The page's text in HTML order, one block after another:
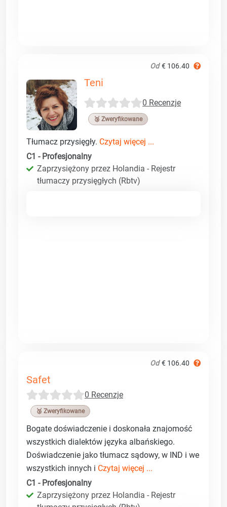
Od € 106.40
Teni
0 Recenzje
🥉 Zweryfikowane
Tłumacz przysięgły. Czytaj więcej ...
C1 - Profesjonalny
Zaprzysiężony przez Holandia - Rejestr
tłumaczy przysięgłych (Rbtv)
Od € 106.40
Safet
0 Recenzje
🥉 Zweryfikowane
Bogate doświadczenie i doskonała znajomość
wszystkich dialektów języka albańskiego.
Doświadczenie jako tłumacz sądowy, w IND i we
wszystkich innych i Czytaj więcej ...
C1 - Profesjonalny
Zaprzysiężony przez Holandia - Rejestr